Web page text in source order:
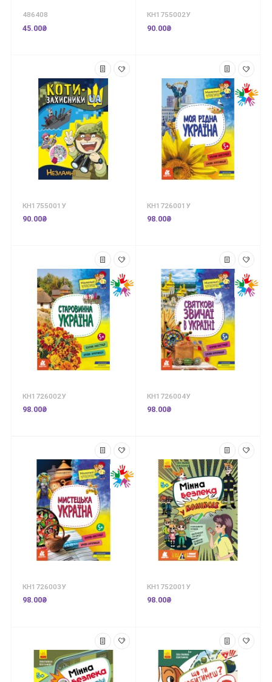
486408
45.00₴
КН1755002У
90.00₴
КН1755001У
90.00₴
КН1726001У
98.00₴
КН1726002У
98.00₴
КН1726004У
98.00₴
КН1726003У
98.00₴
КН1752001У
98.00₴